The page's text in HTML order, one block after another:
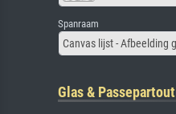
Spanraam
Glas & Passepartout